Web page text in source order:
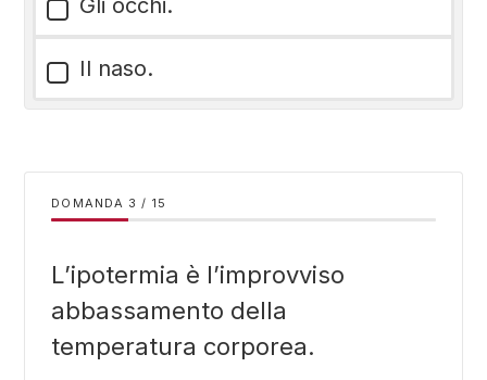
Gli occhi.
Il naso.
DOMANDA / 15
L’ipotermia è l’improvviso
abbassamento della
temperatura corporea.